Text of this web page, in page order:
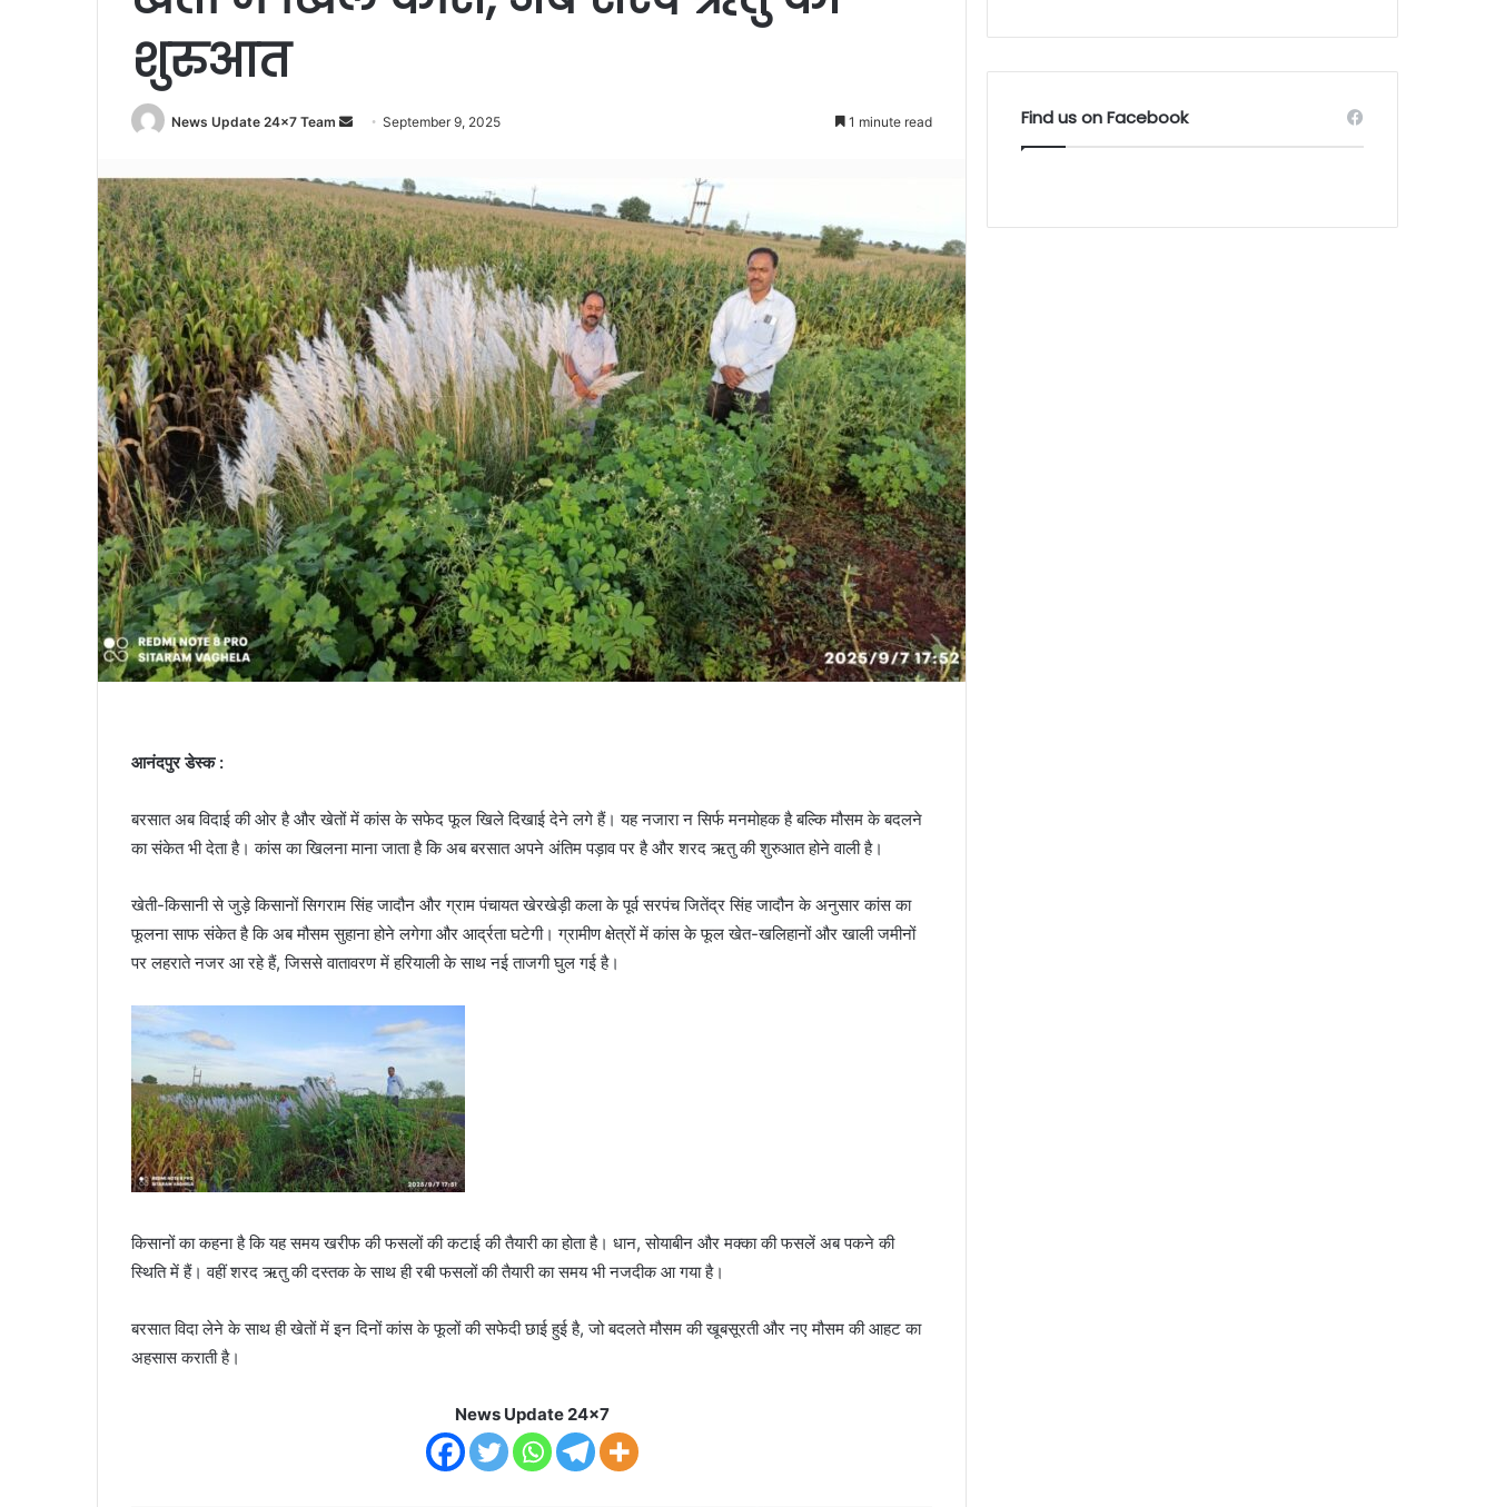
शुरुआत
News Update 24x7 Team
SendSeptember 9, 2025 1 minute read
आनंदपुर डेस्क :
बरसात अब विदाई की ओर है और खेतों में कांस के सफेद फूल खिले दिखाई देने लगे हैं। यह नजारा न सिर्फ मनमोहक है बल्कि मौसम के बदलने
का संकेत भी देता है। कांस का खिलना माना जाता है कि अब बरसात अपने अंतिम पड़ाव पर है और शरद ऋतु की शुरुआत होने वाली है।
खेती-किसानी से जुड़े किसानों सिगराम सिंह जादौन और ग्राम पंचायत खेरखेड़ी कला के पूर्व सरपंच जितेंद्र सिंह जादौन के अनुसार कांस का
फूलना साफ संकेत है कि अब मौसम सुहाना होने लगेगा और आर्द्रता घटेगी। ग्रामीण क्षेत्रों में कांस के फूल खेत-खलिहानों और खाली जमीनों
पर लहराते नजर आ रहे हैं, जिससे वातावरण में हरियाली के साथ नई ताजगी घुल गई है।
किसानों का कहना है कि यह समय खरीफ की फसलों की कटाई की तैयारी का होता है। धान, सोयाबीन और मक्का की फसलें अब पकने की
स्थिति में हैं। वहीं शरद ऋतु की दस्तक के साथ ही रबी फसलों की तैयारी का समय भी नजदीक आ गया है।
बरसात विदा लेने के साथ ही खेतों में इन दिनों कांस के फूलों की सफेदी छाई हुई है, जो बदलते मौसम की खूबसूरती और नए मौसम की आहट का
अहसास कराती है।
News Update 24x7
Find us on Facebook